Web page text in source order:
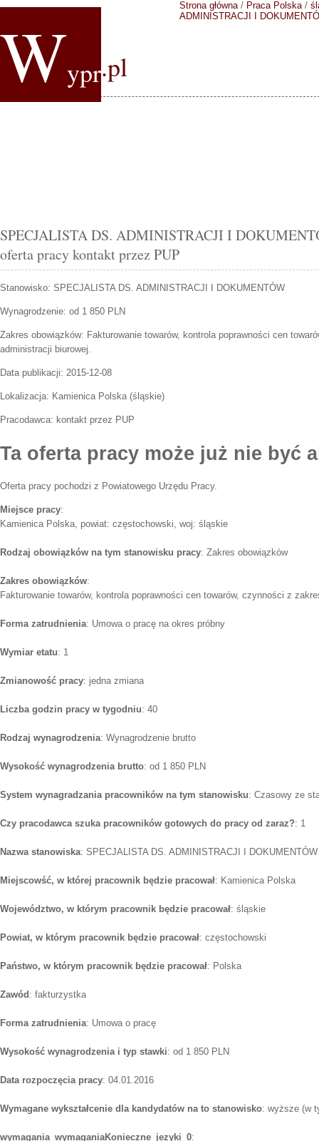
Wypr.pl
Strona główna/ Praca Polska/
ADMINISTRACJI I
SPECJALISTA DS. ADMINISTRACJI I
oferta pracy kontakt przez PUP
Stanowisko: SPECJALISTA DS. ADMINISTRACJI I DOKUMENTÓW
Wynagrodzenie: od 1 850 PLN
Zakres obowiązków: Fakturowanie towarów, kontrola poprawności cen
administracji biurowej.
Data publikacji: 2015-12-08
Lokalizacja: Kamienica Polska(śląskie)
Pracodawca: kontakt przez PUP
Ta oferta pracy może już nie być
Oferta pracy pochodzi z Powiatowego Urzędu Pracy.
Miejsce pracy:
Kamienica Polska, powiat: częstochowski, woj: śląskie
Rodzaj obowiązków na tym stanowisku pracy: Zakres obowiązków
Zakres obowiązków:
Fakturowanie towarów, kontrola poprawności cen towarów, czynności z
Forma zatrudnienia: Umowa o pracę na okres próbny
Wymiar etatu: 1
Zmianowość pracy: jedna zmiana
Liczba godzin pracy w tygodniu: 40
Rodzaj wynagrodzenia: Wynagrodzenie brutto
Wysokość wynagrodzenia brutto: od 1 850 PLN
System wynagradzania pracowników na tym stanowisku: Czasowy ze
Czy pracodawca szuka pracowników gotowych do pracy od zaraz?: 1
Nazwa stanowiska: SPECJALISTA DS. ADMINISTRACJI I DOKUMENTÓW
Miejscowść, w której pracownik będzie pracował: Kamienica Polska
Województwo, w którym pracownik będzie pracował: śląskie
Powiat, w którym pracownik będzie pracował: częstochowski
Państwo, w którym pracownik będzie pracował: Polska
Zawód : fakturzystka
Forma zatrudnienia: Umowa o pracę
Wysokość wynagrodzenia i typ stawki: od 1 850 PLN
Data rozpoczęcia pracy: 04.01.2016
Wymagane wykształcenie dla kandydatów na to stanowisko: wyższe (w
wymagania_wymaganiaKonieczne_jezyki_0: